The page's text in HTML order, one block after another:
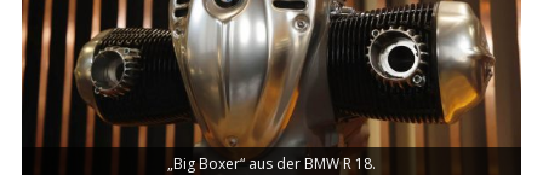
„Big Boxer“ aus der BMW R 18.